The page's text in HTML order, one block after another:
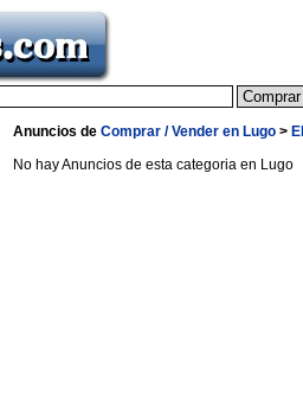
Anuncios de Comprar / Vender en Lugo >
No hay Anuncios de esta categoria en Lugo